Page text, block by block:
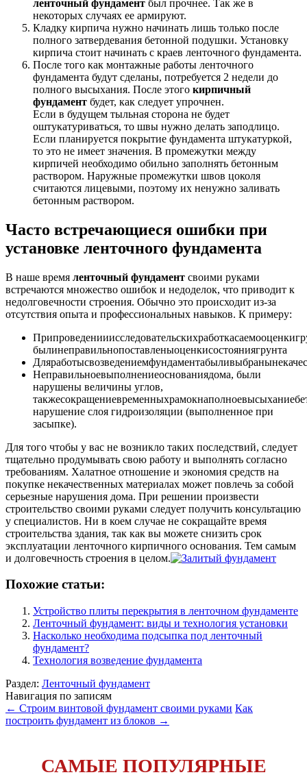
ленточный фундамент был прочнее. Так же в
некоторых случаях ее армируют.
Кладку кирпича нужно начинать лишь только после
полного затвердевания бетонной подушки. Установку
кирпича стоит начинать с краев ленточного фундамента.
После того как монтажные работы ленточного
фундамента будут сделаны, потребуется 2 недели до
полного высыхания. После этого кирпичный
фундамент будет, как следует упрочнен.
Если в будущем тыльная сторона не будет
оштукатуриваться, то швы нужно делать заподлицо.
Если планируется покрытие фундамента штукатуркой,
то это не имеет значения. В промежутки между
кирпичей необходимо обильно заполнять бетонным
раствором. Наружные промежутки швов цоколя
считаются лицевыми, поэтому их ненужно заливать
бетонным раствором.
Часто встречающиеся ошибки при
установке ленточного фундамента
В наше время ленточный фундамент своими руками
встречаются множество ошибок и недоделок, что приводит к
недолговечности строения. Обычно это происходит из-за
отсутствия опыта и профессиональных навыков. К примеру:
былинеправильнопоставленыоценкисостояниягрунта
Неправильноевыполнениеоснованиядома, были
нарушены величины углов,
нарушение слоя гидроизоляции (выполненное при
засыпке).
Для того чтобы у вас не возникло таких последствий, следует
тщательно продумывать свою работу и выполнять согласно
требованиям. Халатное отношение и экономия средств на
покупке некачественных материалах может повлечь за собой
серьезные нарушения дома. При решении произвести
строительство своими руками следует получить консультацию
у специалистов. Ни в коем случае не сокращайте время
строительства здания, так как вы можете снизить срок
эксплуатации ленточного кирпичного основания. Тем самым
и долговечность строения в целом.
Похожие статьи:
Устройство плиты перекрытия в ленточном фундаменте
Ленточный фундамент: виды и технология установки
Насколько необходима подсыпка под ленточный
фундамент?
Технология возведение фундамента
Раздел: Ленточный фундамент
Навигация по записям
← Строим винтовой фундамент своими руками Как
построить фундамент из блоков →
САМЫЕ ПОПУЛЯРНЫЕ